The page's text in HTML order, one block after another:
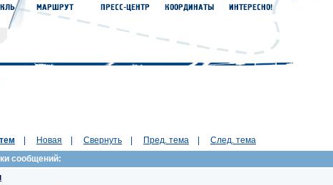
Новая Свернуть Пред. тема
След. тема
сообщений: